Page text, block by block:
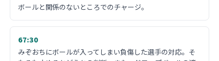
ボールと関係のないところでのチャージ。
67:30
みぞおちにボールが入ってしまい負傷した選手の対応。そ